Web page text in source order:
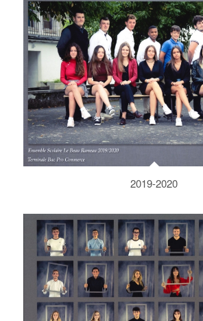
2019-2020